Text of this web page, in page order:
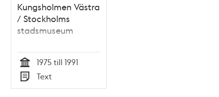
Kungsholmen Västra
/ Stockholms
stadsmuseum
Tid
1975 till 1991
Typ
Text